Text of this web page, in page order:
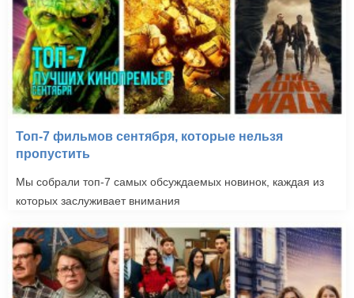
Топ-7 фильмов сентября, которые нельзя
пропустить
Мы собрали топ-7 самых обсуждаемых новинок, каждая из
которых заслуживает внимания